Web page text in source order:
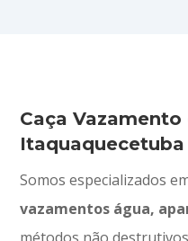
Caça Vazamento
Itaquaquecetuba
Somos especializados
vazamentos água,